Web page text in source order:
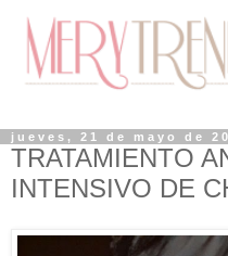
jueves, 21 de mayo de
TRATAMIENTO
INTENSIVO DE